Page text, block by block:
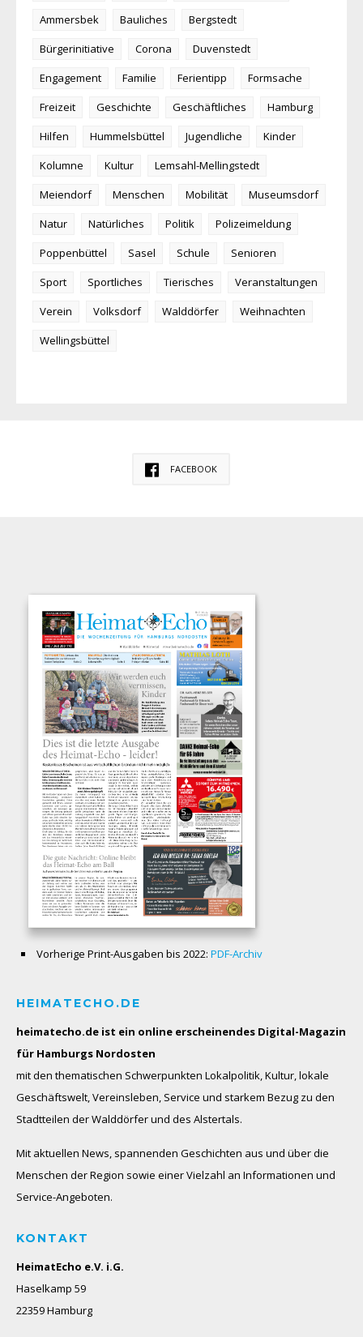
Ammersbek
Bauliches
Bergstedt
Bürgerinitiative
Corona
Duvenstedt
Engagement
Familie Ferientipp
Formsache
Freizeit
Geschichte Geschäftliches
Hamburg
Hilfen
Hummelsbüttel Jugendliche
Kinder
Kolumne
Kultur
Lemsahl-Mellingstedt
Meiendorf
Menschen Mobilität
Museumsdorf
Natur
Natürliches Politik
Polizeimeldung
Poppenbüttel
Sasel Schule
Senioren
Sport
Sportliches Tierisches
Veranstaltungen
Verein
Volksdorf Walddörfer
Weihnachten
Wellingsbüttel
FACEBOOK
Vorherige Print-Ausgaben bis 2022: PDF-Archiv
HEIMATECHO.DE
heimatecho.de ist ein online erscheinendes Digital-Magazin
für Hamburgs Nordosten
mit den thematischen Schwerpunkten Lokalpolitik, Kultur, lokale
Geschäftswelt, Vereinsleben, Service und starkem Bezug zu den
Stadtteilen der Walddörfer und des Alstertals.
Mit aktuellen News, spannenden Geschichten aus und über die
Menschen der Region sowie einer Vielzahl an Informationen und
Service-Angeboten.
KONTAKT
HeimatEcho e.V. i.G.
Haselkamp 59
22359 Hamburg